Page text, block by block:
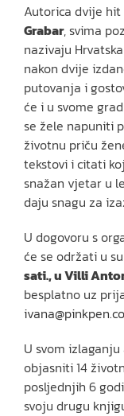
Autorica dvije
Grabar, svima
nazivaju
nakon dvije
putovanja i
će i u svome
se žele napuniti
životnu priču
tekstovi i citati
snažan vjetar u
daju snagu za
U dogovoru s
će se održati u
sati., u Villi
besplatno uz
U svom
objasniti 14
posljednjih 6
svoju drugu